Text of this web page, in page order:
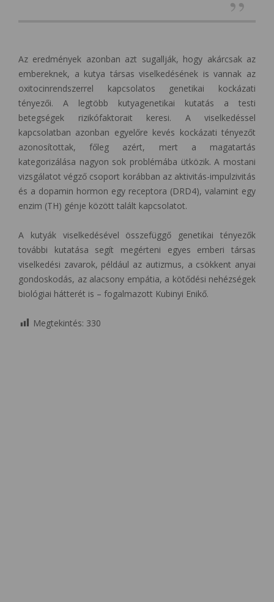
Az eredmények azonban azt sugallják, hogy akárcsak az
embereknek, a kutya társas viselkedésének is vannak az
oxitocinrendszerrel kapcsolatos genetikai kockázati
tényezői. A legtöbb kutyagenetikai kutatás a testi
betegségek rizikófaktorait keresi. A viselkedéssel
kapcsolatban azonban egyelőre kevés kockázati tényezőt
azonosítottak, főleg azért, mert a magatartás
kategorizálása nagyon sok problémába ütközik. A mostani
vizsgálatot végző csoport korábban az aktivitás-impulzivitás
és a dopamin hormon egy receptora (DRD4), valamint egy
enzim (TH) génje között talált kapcsolatot.
A kutyák viselkedésével összefüggő genetikai tényezők
további kutatása segít megérteni egyes emberi társas
viselkedési zavarok, például az autizmus, a csökkent anyai
gondoskodás, az alacsony empátia, a kötődési nehézségek
biológiai hátterét is – fogalmazott Kubinyi Enikő.
Megtekintés: 330